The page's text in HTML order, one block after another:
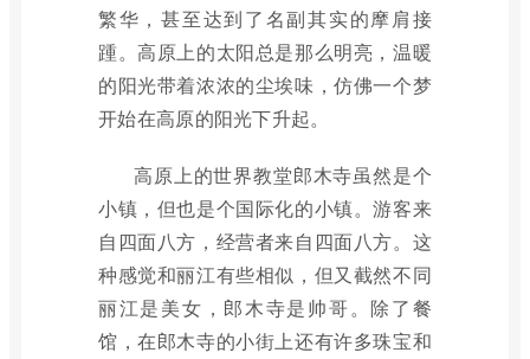
繁华，甚至达到了名副其实的摩肩接
踵。高原上的太阳总是那么明亮，温暖
的阳光带着浓浓的尘埃味，仿佛一个梦
开始在高原的阳光下升起。
高原上的世界教堂郎木寺虽然是个
小镇，但也是个国际化的小镇。游客来
自四面八方，经营者来自四面八方。这
种感觉和丽江有些相似，但又截然不同
丽江是美女，郎木寺是帅哥。除了餐
馆，在郎木寺的小街上还有许多珠宝和